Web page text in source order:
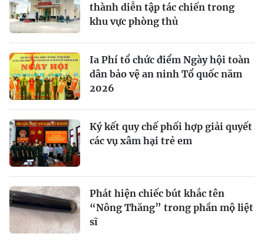
thành diễn tập tác chiến trong
khu vực phòng thủ
Ia Phí tổ chức điểm Ngày hội toàn
dân bảo vệ an ninh Tổ quốc năm
2026
Ký kết quy chế phối hợp giải quyết
các vụ xâm hại trẻ em
Phát hiện chiếc bút khắc tên
“Nông Thăng” trong phần mộ liệt
sĩ